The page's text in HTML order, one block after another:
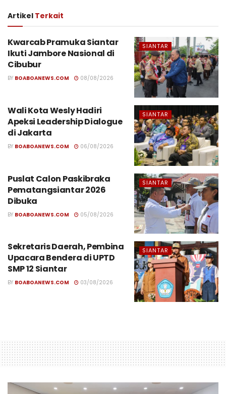
Artikel Terkait
SIANTAR
Kwarcab Pramuka Siantar
Ikuti Jambore Nasional di
Cibubur
BY BOABOANEWS.COM 08/08/2026
SIANTAR
Wali Kota Wesly Hadiri
Apeksi Leadership Dialogue
di Jakarta
BY BOABOANEWS.COM 06/08/2026
SIANTAR
Puslat Calon Paskibraka
Pematangsiantar 2026
Dibuka
BY BOABOANEWS.COM 05/08/2026
SIANTAR
Sekretaris Daerah, Pembina
Upacara Bendera di UPTD
SMP 12 Siantar
BY BOABOANEWS.COM 03/08/2026